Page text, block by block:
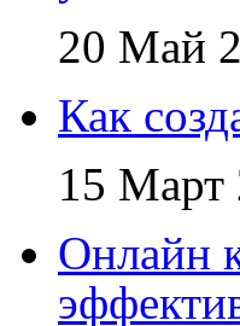
20 Май
Как
15 Март
Онлайн